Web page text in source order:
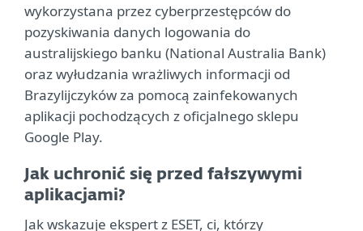
wykorzystana przez cyberprzestępców do
pozyskiwania danych logowania do
australijskiego banku (National Australia Bank)
oraz wyłudzania wrażliwych informacji od
Brazylijczyków za pomocą zainfekowanych
aplikacji pochodzących z oficjalnego sklepu
Google Play.
Jak uchronić się przed fałszywymi
aplikacjami?
Jak wskazuje ekspert z ESET, ci, którzy